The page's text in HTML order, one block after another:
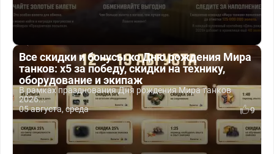
Все скидки и бонусы ко Дню рождения Мира
танков: x5 за победу, скидки на технику,
оборудование и экипаж
В рамках празднования Дня рождения Мира танков
2026...
05 августа, среда
9